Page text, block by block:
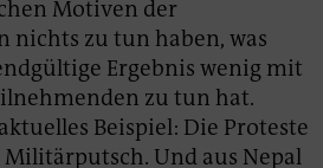
Motiven der
zu tun haben, was
Ergebnis wenig mit
zu tun hat.
Beispiel: Die Proteste
Und aus Nepal